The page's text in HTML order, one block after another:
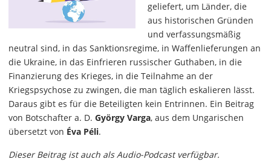
geliefert, um Länder, die
aus historischen Gründen
und verfassungsmäßig
neutral sind, in das Sanktionsregime, in Waffenlieferungen an
die Ukraine, in das Einfrieren russischer Guthaben, in die
Finanzierung des Krieges, in die Teilnahme an der
Kriegspsychose zu zwingen, die man täglich eskalieren lässt.
Daraus gibt es für die Beteiligten kein Entrinnen. Ein Beitrag
von Botschafter a. D. György Varga, aus dem Ungarischen
übersetzt von Éva Péli.
Dieser Beitrag ist auch als Audio-Podcast verfügbar.